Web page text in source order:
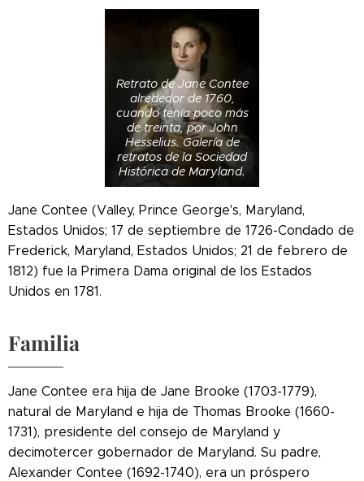
Retrato de Jane Contee
alrededor de 1760,
cuando tenía poco más
de treinta, por John
Hesselius. Galería de
retratos de la Sociedad
Histórica de Maryland.
Jane Contee (Valley, Prince George's, Maryland,
Estados Unidos; 17 de septiembre de 1726-Condado de
Frederick, Maryland, Estados Unidos; 21 de febrero de
1812) fue la Primera Dama original de los Estados
Unidos en 1781.
Familia
Jane Contee era hija de Jane Brooke (1703-1779),
natural de Maryland e hija de Thomas Brooke (1660-
1731), presidente del consejo de Maryland y
decimotercer gobernador de Maryland. Su padre,
Alexander Contee (1692-1740), era un próspero